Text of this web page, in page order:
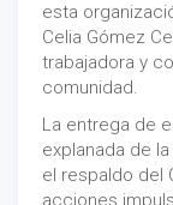
esta
Celia Gómez
trabajadora y
comunidad.
La entrega de
explanada de
el respaldo del
acciones